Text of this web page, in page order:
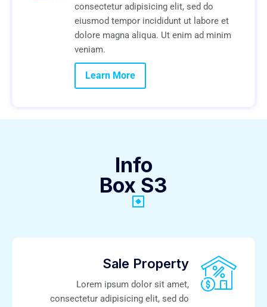
consectetur adipisicing elit, sed do
eiusmod tempor incididunt ut labore et
dolore magna aliqua. Ut enim ad minim
veniam.
Learn More
Info
Box S3
Sale Property
Lorem ipsum dolor sit amet,
consectetur adipisicing elit, sed do